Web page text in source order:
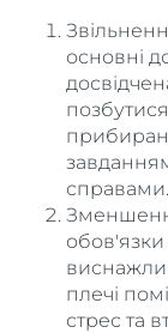
основні
справами.
обов'язки
плечі
стрес та